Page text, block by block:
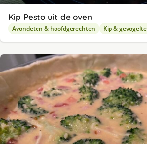
Kip Pesto uit de oven
Avondeten & hoofdgerechten Kip & gevogelte